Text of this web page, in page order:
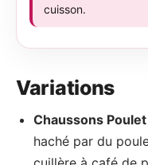
cuisson.
Variations
Chaussons
haché par du